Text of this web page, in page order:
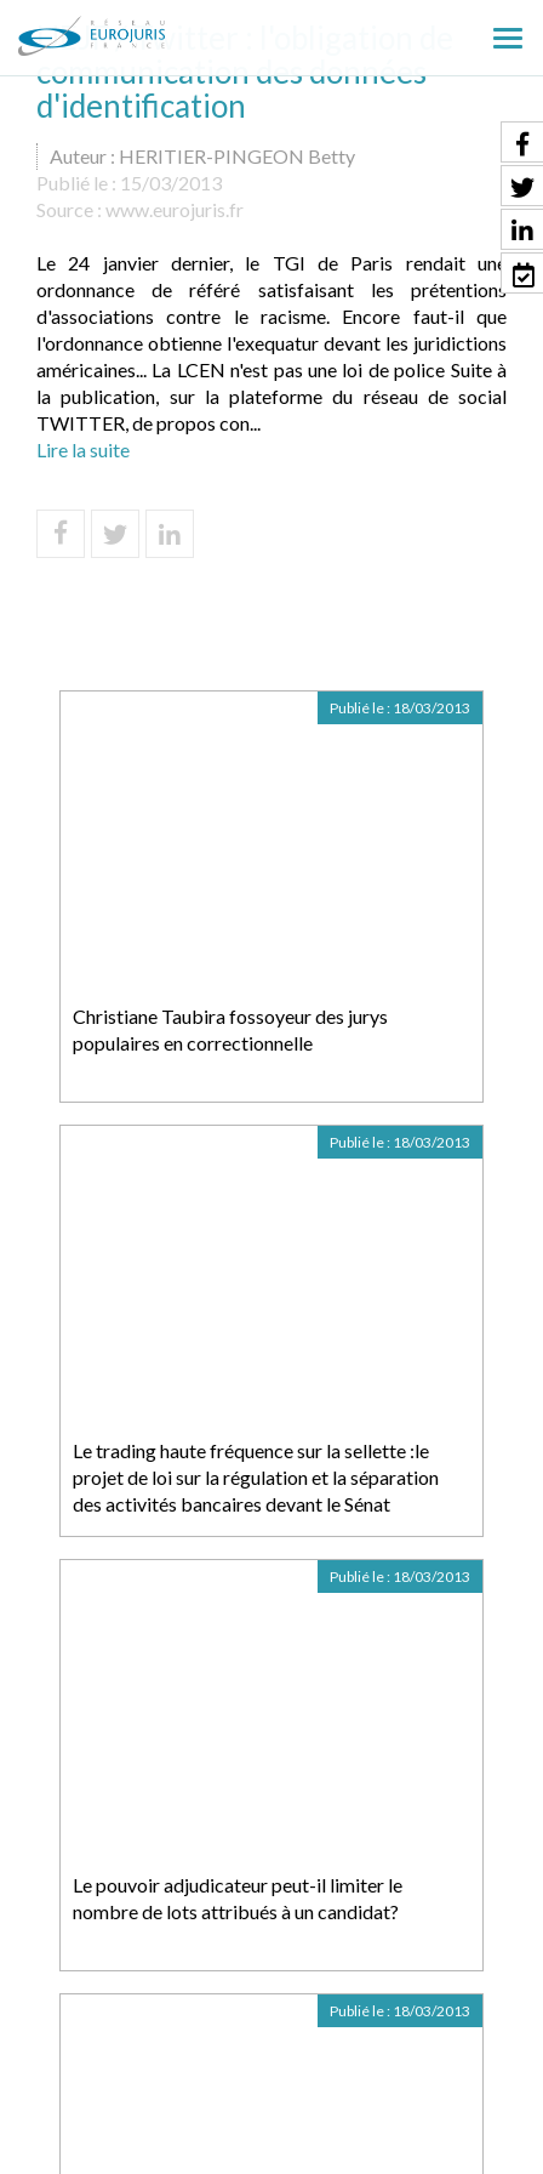
le
UEJF / Twitter : l'obligation de
communication des données
d'identification
Auteur : HERITIER-PINGEON Betty
Publié le : 15/03/2013
Source : www.eurojuris.fr
Le 24 janvier dernier, le TGI de Paris rendait une
ordonnance de référé satisfaisant les prétentions
d'associations contre le racisme. Encore faut-il que
l'ordonnance obtienne l'exequatur devant les juridictions
américaines... La LCEN n'est pas une loi de police Suite à
la publication, sur la plateforme du réseau de social
TWITTER, de propos con...
Lire la suite
Christiane Taubira fossoyeur des jurys
populaires en correctionnelle
Publié le : 18/03/2013
Le trading haute fréquence sur la sellette :le
projet de loi sur la régulation et la séparation
des activités bancaires devant le Sénat
Publié le : 18/03/2013
Le pouvoir adjudicateur peut-il limiter le
nombre de lots attribués à un candidat?
Publié le : 18/03/2013
Publié le : 18/03/2013